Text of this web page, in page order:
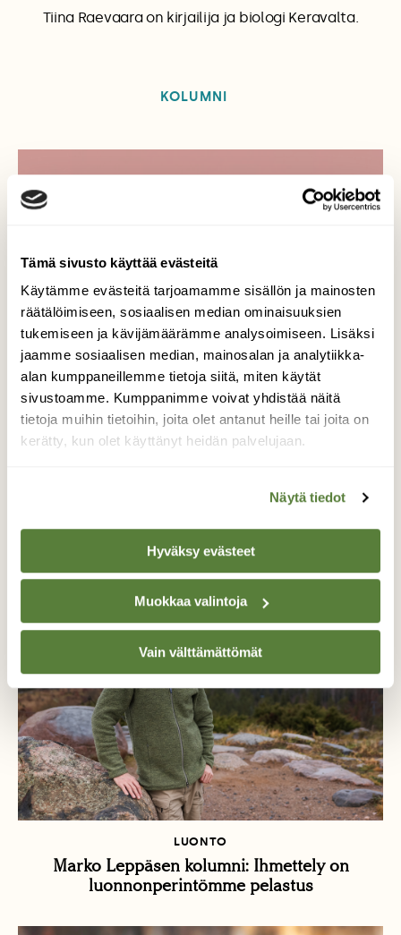
Tämä sivusto käyttää evästeitä
Käytämme evästeitä tarjoamamme sisällön ja mainosten
räätälöimiseen, sosiaalisen median ominaisuuksien
tukemiseen ja kävijämäärämme analysoimiseen. Lisäksi
jaamme sosiaalisen median, mainosalan ja analytiikka-
alan kumppaneillemme tietoja siitä, miten käytät
sivustoamme. Kumppanimme voivat yhdistää näitä
tietoja muihin tietoihin, joita olet antanut heille tai joita on
kerätty, kun olet käyttänyt heidän palvelujaan.
Näytä tiedot
Hyväksy evästeet
Muokkaa valintoja
Vain välttämättömät
Tiina Raevaara on kirjailija ja biologi Keravalta.
KOLUMNI
Tilaa Suomen Luonto
luonto- ja ympäristöjournalismia.
Tilaa Suomen Luonto ja tule mukaan
luonnonystävien joukkoon!
Alk. 3 numeroa 23,40 €.
Tilaa nyt!
Lisää aiheesta
LUONTO
Marko Leppäsen kolumni: Ihmettely on
luonnonperintömme pelastus